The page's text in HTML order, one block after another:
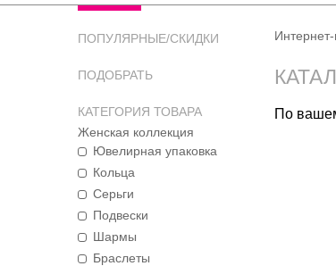
ПОПУЛЯРНЫЕ/СКИДКИ
ПОДОБРАТЬ
КАТЕГОРИЯ ТОВАРА
Женская коллекция
Ювелирная упаковка
Кольца
Серьги
Подвески
Шармы
Браслеты
По